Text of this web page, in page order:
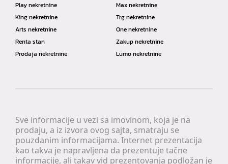
Sve informacije u vezi sa imovinom, koja je na
prodaju, a iz izvora ovog sajta, smatraju se
pouzdanim informacijama. Internet prezentacija
kao takva je napravljena da prezentuje tačne
informacije, ali takav vid prezentovanja podložan je
Play nekretnine
Max nekretnine
King nekretnine
Trg nekretnine
Arts nekretnine
One nekretnine
Renta stan
Zakup nekretnine
Prodaja nekretnine
Lumo nekretnine